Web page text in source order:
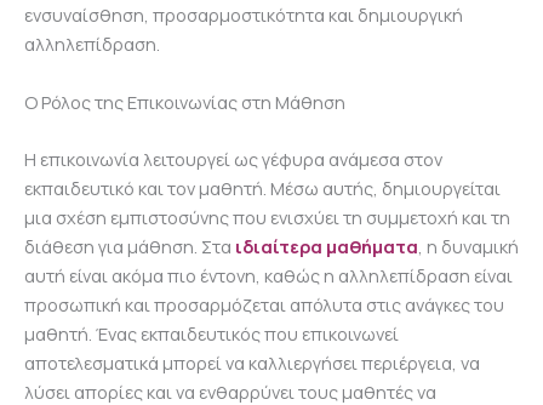
ενσυναίσθηση, προσαρμοστικότητα και δημιουργική
αλληλεπίδραση.
Ο Ρόλος της Επικοινωνίας στη Μάθηση
Η επικοινωνία λειτουργεί ως γέφυρα ανάμεσα στον
εκπαιδευτικό και τον μαθητή. Μέσω αυτής, δημιουργείται
μια σχέση εμπιστοσύνης που ενισχύει τη συμμετοχή και τη
διάθεση για μάθηση. Στα ιδιαίτερα μαθήματα , η δυναμική
αυτή είναι ακόμα πιο έντονη, καθώς η αλληλεπίδραση είναι
προσωπική και προσαρμόζεται απόλυτα στις ανάγκες του
μαθητή. Ένας εκπαιδευτικός που επικοινωνεί
αποτελεσματικά μπορεί να καλλιεργήσει περιέργεια, να
λύσει απορίες και να ενθαρρύνει τους μαθητές να